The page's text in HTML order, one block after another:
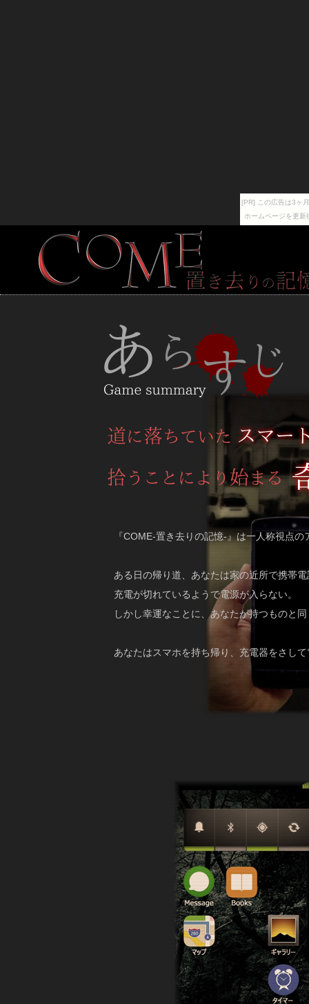
[PR] この広告は3ヶ
ホームページを更
『COME-置き去りの記憶-』は一人称視点
ある日の帰り道、あなたは家の近所で携帯
充電が切れているようで電源が入らない。
しかし幸運なことに、あなたが持つものと
あなたはスマホを持ち帰り、充電器をさし